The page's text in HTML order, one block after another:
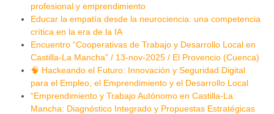
profesional y emprendimiento
Educar la empatía desde la neurociencia: una competencia
crítica en la era de la IA
Encuentro “Cooperativas de Trabajo y Desarrollo Local en
Castilla-La Mancha” / 13-nov-2025 / El Provencio (Cuenca)
🧠 Hackeando el Futuro: Innovación y Seguridad Digital
para el Empleo, el Emprendimiento y el Desarrollo Local
“Emprendimiento y Trabajo Autónomo en Castilla-La
Mancha: Diagnóstico Integrado y Propuestas Estratégicas